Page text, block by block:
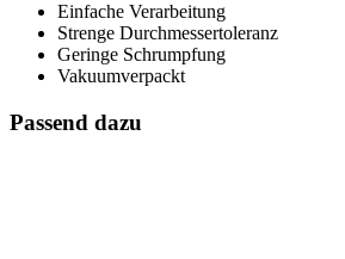
Einfache Verarbeitung
Strenge Durchmessertoleranz
Geringe Schrumpfung
Vakuumverpackt
Passend dazu